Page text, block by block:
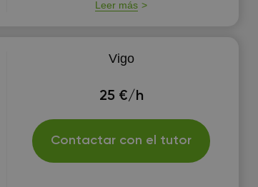
Leer más
Vigo
25 €/h
Contactar con el tutor